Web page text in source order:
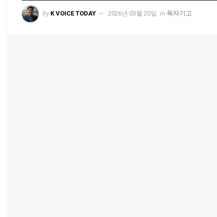
by K VOICE TODAY 2026년 03월 20일 in 독자기고